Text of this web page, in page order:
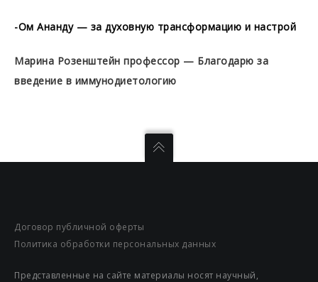
-Ом Ананду — за духовную трансформацию и настрой
Марина Розенштейн профессор — Благодарю за
введение в иммунодиетологию
Договор публичной оферты
Политика обработки персональных данных
Представленные на сайте материалы носят научный,